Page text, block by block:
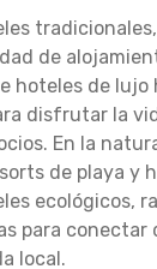
de
hoteles de lujo
disfrutar la
En la
de playa y
ecológicos,
para conectar
local.